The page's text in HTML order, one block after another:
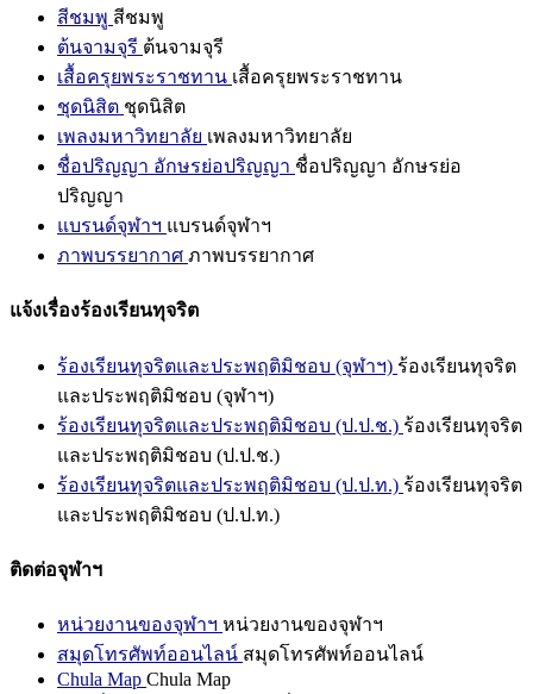
สีชมพู สีชมพู
ต้นจามจุรี ต้นจามจุรี
เสื้อครุยพระราชทาน เสื้อครุยพระราชทาน
ชุดนิสิต ชุดนิสิต
เพลงมหาวิทยาลัย เพลงมหาวิทยาลัย
ชื่อปริญญา อักษรย่อปริญญา ชื่อปริญญา อักษรย่อ
ปริญญา
แบรนด์จุฬาฯ แบรนด์จุฬาฯ
ภาพบรรยากาศ ภาพบรรยากาศ
แจ้งเรื่องร้องเรียนทุจริต
ร้องเรียนทุจริตและประพฤติมิชอบ (จุฬาฯ) ร้องเรียนทุจริต
และประพฤติมิชอบ (จุฬาฯ)
ร้องเรียนทุจริตและประพฤติมิชอบ (ป.ป.ช.) ร้องเรียนทุจริต
และประพฤติมิชอบ (ป.ป.ช.)
ร้องเรียนทุจริตและประพฤติมิชอบ (ป.ป.ท.) ร้องเรียนทุจริต
และประพฤติมิชอบ (ป.ป.ท.)
ติดต่อจุฬาฯ
หน่วยงานของจุฬาฯ หน่วยงานของจุฬาฯ
สมุดโทรศัพท์ออนไลน์ สมุดโทรศัพท์ออนไลน์
Chula Map Chula Map